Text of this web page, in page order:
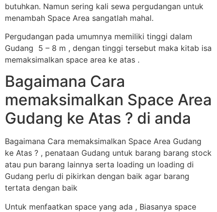
butuhkan. Namun sering kali sewa pergudangan untuk
menambah Space Area sangatlah mahal.
Pergudangan pada umumnya memiliki tinggi dalam
Gudang 5 – 8 m , dengan tinggi tersebut maka kitab isa
memaksimalkan space area ke atas .
Bagaimana Cara
memaksimalkan Space Area
Gudang ke Atas ? di anda
Bagaimana Cara memaksimalkan Space Area Gudang
ke Atas ? , penataan Gudang untuk barang barang stock
atau pun barang lainnya serta loading un loading di
Gudang perlu di pikirkan dengan baik agar barang
tertata dengan baik
Untuk menfaatkan space yang ada , Biasanya space